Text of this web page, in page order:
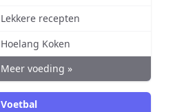
Lekkere recepten
Hoelang Koken
Meer voeding »
Voetbal